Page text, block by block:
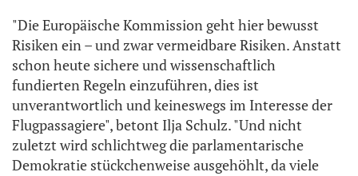
"Die Europäische Kommission geht hier bewusst
Risiken ein – und zwar vermeidbare Risiken. Anstatt
schon heute sichere und wissenschaftlich
fundierten Regeln einzuführen, dies ist
unverantwortlich und keineswegs im Interesse der
Flugpassagiere", betont Ilja Schulz. "Und nicht
zuletzt wird schlichtweg die parlamentarische
Demokratie stückchenweise ausgehöhlt, da viele